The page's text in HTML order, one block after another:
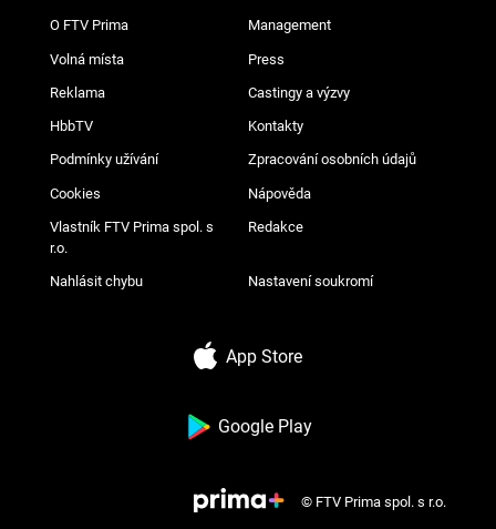
O FTV Prima Management
Volná místa Press
Reklama Castingy a výzvy
HbbTV Kontakty
Podmínky užívání Zpracování osobních údajů
Cookies Nápověda
Vlastník FTV Prima spol. s
r.o.
Redakce
Nahlásit chybu Nastavení soukromí
App Store
Google Play
© FTV Prima spol. s r.o.